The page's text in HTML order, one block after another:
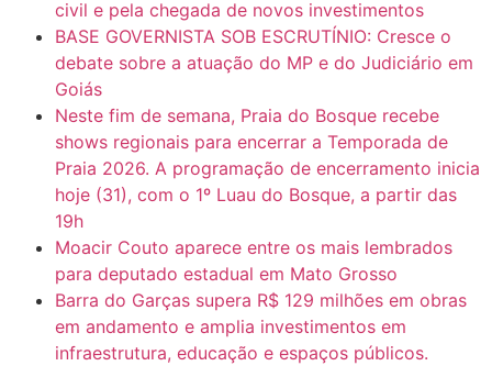
civil e pela chegada de novos investimentos
BASE GOVERNISTA SOB ESCRUTÍNIO: Cresce o
debate sobre a atuação do MP e do Judiciário em
Goiás
Neste fim de semana, Praia do Bosque recebe
shows regionais para encerrar a Temporada de
Praia 2026. A programação de encerramento inicia
hoje (31), com o 1º Luau do Bosque, a partir das
19h
Moacir Couto aparece entre os mais lembrados
para deputado estadual em Mato Grosso
Barra do Garças supera R$ 129 milhões em obras
em andamento e amplia investimentos em
infraestrutura, educação e espaços públicos.